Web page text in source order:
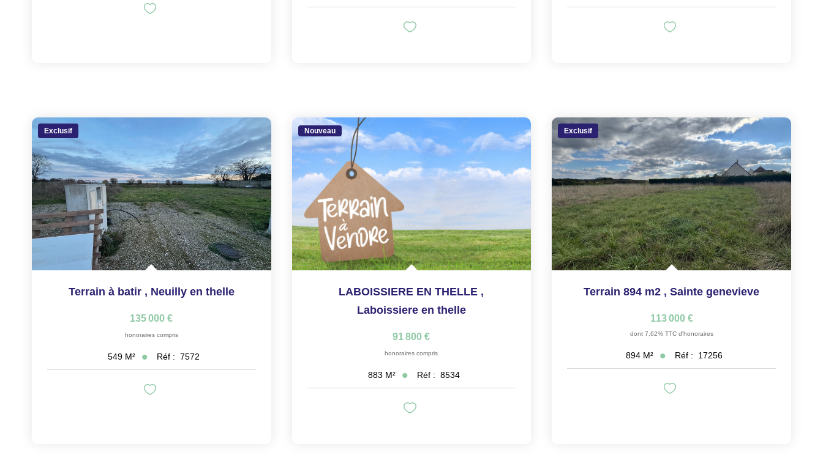
Exclusif
Terrain à batir , Neuilly en thelle
135 000 €
honoraires compris
549 M² Réf : 7572
Nouveau
LABOISSIERE EN THELLE ,
Laboissiere en thelle
91 800 €
honoraires compris
883 M² Réf : 8534
Exclusif
Terrain 894 m2 ,Sainte genevieve
113 000 €
dont 7,62% TTC d'honoraires
894 M² Réf : 17256